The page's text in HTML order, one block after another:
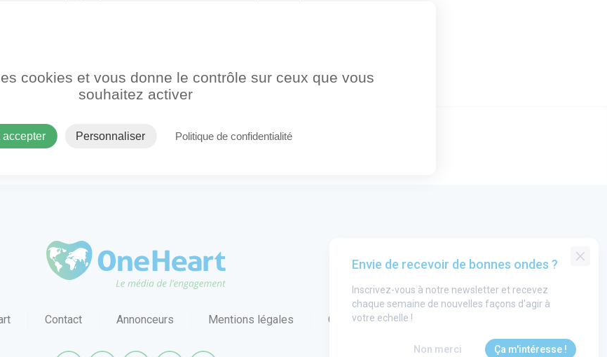
Contact Annonceurs Mentions légales CGU
Envie de recevoir de bonnes ondes ?
Inscrivez-vous à notre newsletter et recevez
chaque semaine de nouvelles façons d'agir à
votre echelle !
Non merci Ça m'intéresse !
cookies et vous donne le contrôle sur ceux que vous
souhaitez activer
accepter Personnaliser Politique de confidentialité